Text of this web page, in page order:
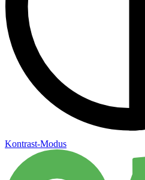
Kontrast-Modus